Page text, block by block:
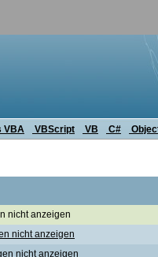
VBA VBScript VB C#
nicht anzeigen
nicht anzeigen
nicht anzeigen